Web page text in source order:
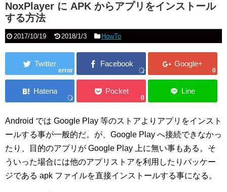
NoxPlayer に APK からアプリをインストール
する方法
2017/10/19 2018/1/3 HowTo
error 0
0
Android では Google Play 等のストアよりアプリをインスト
ールする事が一般的だ。が、Google Play へ接続できなかっ
たり、目的のアプリが Google Play 上に無い事もある。そ
ういった場合には他のアプリストアを利用したりパッケー
ジである apk ファイルを直接インストールする事になる。